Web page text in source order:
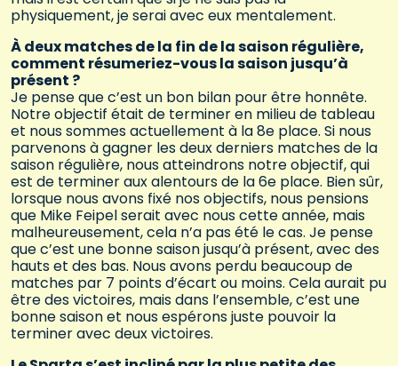
physiquement, je serai avec eux mentalement.
À deux matches de la fin de la saison régulière,
comment résumeriez-vous la saison jusqu’à
présent ?
Je pense que c’est un bon bilan pour être honnête.
Notre objectif était de terminer en milieu de tableau
et nous sommes actuellement à la 8e place. Si nous
parvenons à gagner les deux derniers matches de la
saison régulière, nous atteindrons notre objectif, qui
est de terminer aux alentours de la 6e place. Bien sûr,
lorsque nous avons fixé nos objectifs, nous pensions
que Mike Feipel serait avec nous cette année, mais
malheureusement, cela n’a pas été le cas. Je pense
que c’est une bonne saison jusqu’à présent, avec des
hauts et des bas. Nous avons perdu beaucoup de
matches par 7 points d’écart ou moins. Cela aurait pu
être des victoires, mais dans l’ensemble, c’est une
bonne saison et nous espérons juste pouvoir la
terminer avec deux victoires.